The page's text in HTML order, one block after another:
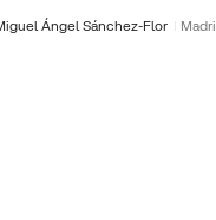
Ángel Sánchez-Flor